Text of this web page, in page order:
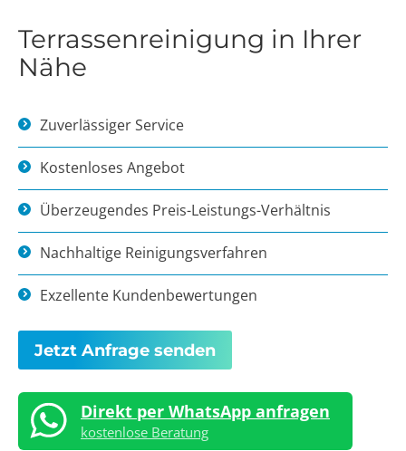
Terrassenreinigung in Ihrer
Nähe
Zuverlässiger Service
Kostenloses Angebot
Überzeugendes Preis-Leistungs-Verhältnis
Nachhaltige Reinigungsverfahren
Exzellente Kundenbewertungen
Jetzt Anfrage senden
Direkt per WhatsApp anfragen
kostenlose Beratung